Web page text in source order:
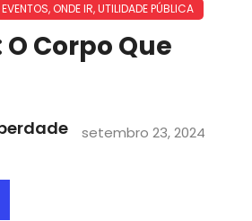
EVENTOS, ONDE IR,UTILIDADE PÚBLICA
Corpo Que
setembro 23, 2024